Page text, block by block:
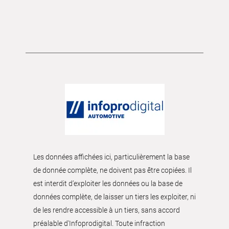
Les données affichées ici, particulièrement la base
de donnée complète, ne doivent pas être copiées. Il
est interdit d’exploiter les données ou la base de
données complète, de laisser un tiers les exploiter, ni
de les rendre accessible à un tiers, sans accord
préalable d'Infoprodigital. Toute infraction